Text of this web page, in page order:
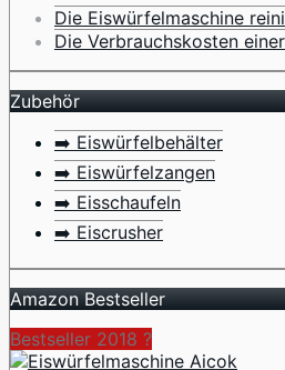
Die Eiswürfelmaschine
Die Verbrauchskosten
Zubehör
➡️ Eiswürfelbehälter
➡️ Eiswürfelzangen
➡️ Eisschaufeln
➡️ Eiscrusher
Amazon Bestseller
Bestseller 2018 ?